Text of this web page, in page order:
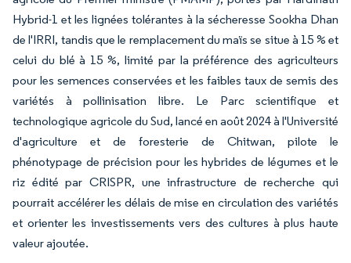
Hybrid-1 et les lignées tolérantes à la sécheresse Sookha Dhan
de l'IRRI, tandis que le remplacement du maïs se situe à 15 % et
celui du blé à 15 %, limité par la préférence des agriculteurs
pour les semences conservées et les faibles taux de semis des
variétés à pollinisation libre. Le Parc scientifique et
technologique agricole du Sud, lancé en août 2024 à l'Université
d'agriculture et de foresterie de Chitwan, pilote le
phénotypage de précision pour les hybrides de légumes et le
riz édité par CRISPR, une infrastructure de recherche qui
pourrait accélérer les délais de mise en circulation des variétés
et orienter les investissements vers des cultures à plus haute
valeur ajoutée.